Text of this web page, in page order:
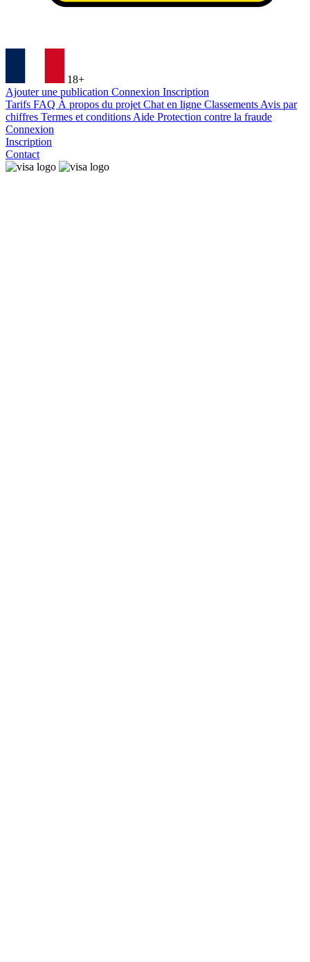
18+
Ajouter une publication Connexion Inscription
Tarifs FAQ À propos du projet Chat en ligne Classements Avis par
chiffres Termes et conditions Aide Protection contre la fraude
Connexion
Inscription
Contact